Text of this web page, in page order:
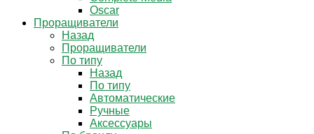
Oscar
Проращиватели
Назад
Проращиватели
По типу
Назад
По типу
Автоматические
Ручные
Аксессуары